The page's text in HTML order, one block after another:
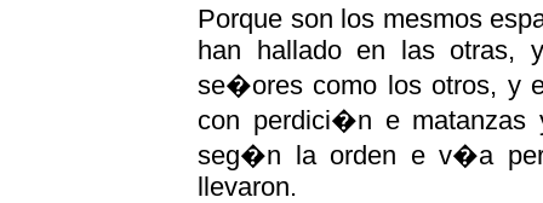
Porque son los mesmos
han hallado en las otras,
se�ores como los otros, y
con perdici�n e
seg�n la orden e v�a
llevaron.